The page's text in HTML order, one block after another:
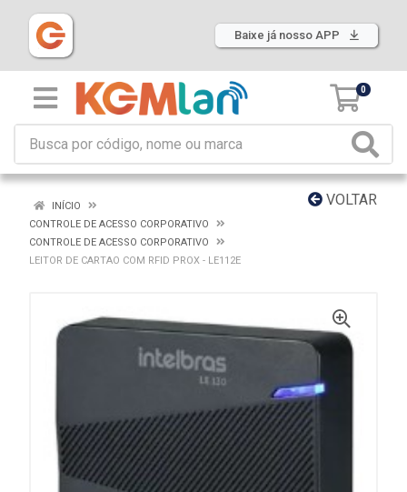
Baixe já nosso APP
0
VOLTAR
INÍCIO
CONTROLE DE ACESSO CORPORATIVO
CONTROLE DE ACESSO CORPORATIVO
LEITOR DE CARTAO COM RFID PROX - LE112E